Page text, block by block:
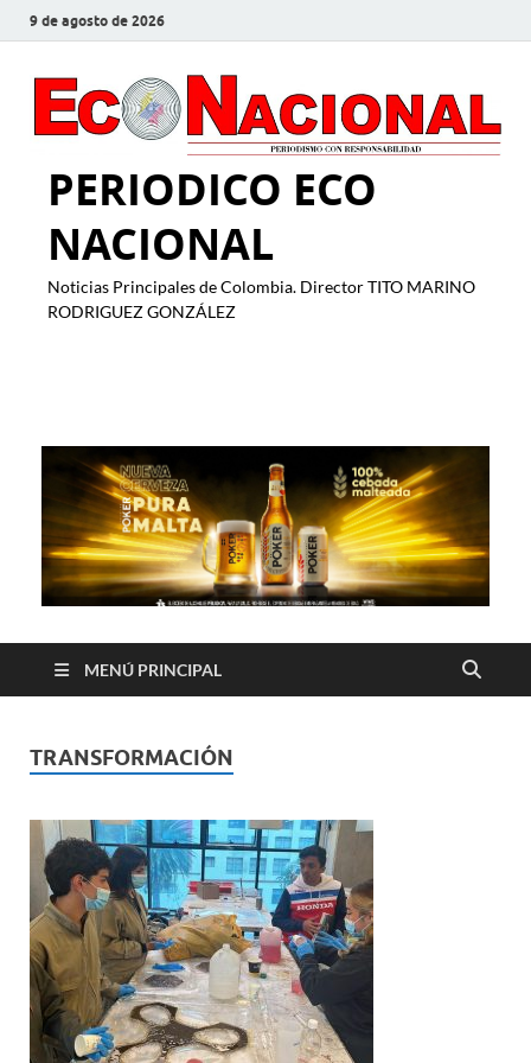
9 de agosto de 2026
PERIODICO ECO
NACIONAL
Noticias Principales de Colombia. Director TITO MARINO
RODRIGUEZ GONZÁLEZ
MENÚ PRINCIPAL
TRANSFORMACIÓN